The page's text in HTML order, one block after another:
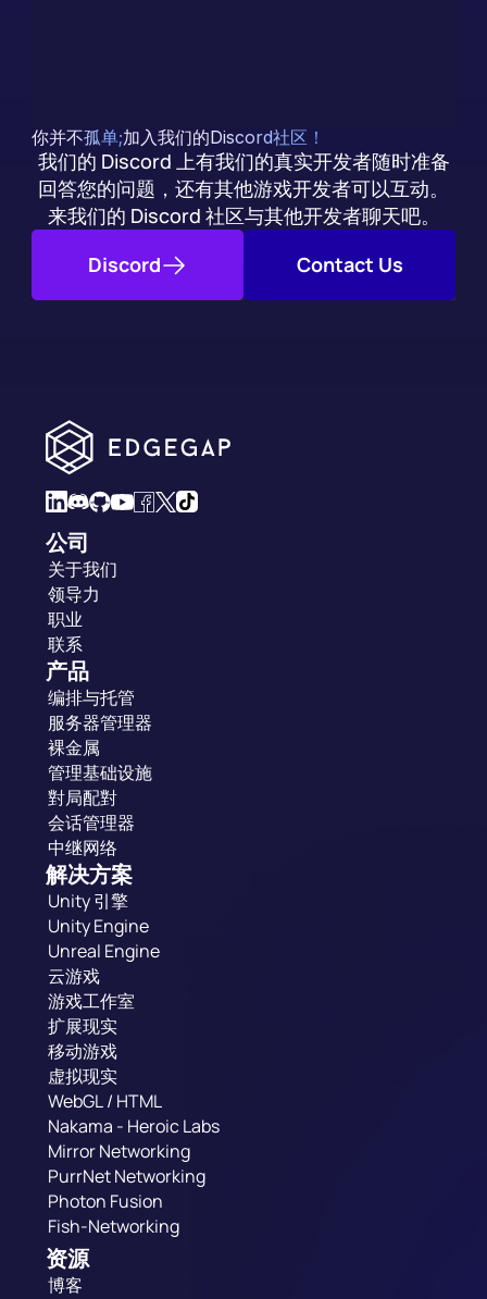
你并不孤单;加入我们的Discord社区！
我们的 Discord 上有我们的真实开发者随时准备
回答您的问题，还有其他游戏开发者可以互动。
来我们的 Discord 社区与其他开发者聊天吧。
Discord
Contact Us
公司
关于我们
领导力
职业
联系
产品
编排与托管
服务器管理器
裸金属
管理基础设施
對局配對
会话管理器
中继网络
解决方案
Unity 引擎
Unity Engine
Unreal Engine
云游戏
游戏工作室
扩展现实
移动游戏
虚拟现实
WebGL / HTML
Nakama - Heroic Labs
Mirror Networking
PurrNet Networking
Photon Fusion
Fish-Networking
资源
博客